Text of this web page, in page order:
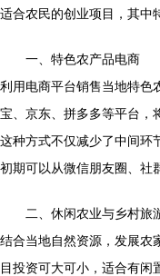
适合农民的创业项目，其中
一、特色农产品电商
利用电商平台销售当地特色
宝、京东、拼多多等平台，
这种方式不仅减少了中间环
初期可以从微信朋友圈、社
二、休闲农业与乡村旅
结合当地自然资源，发展农
目投资可大可小，适合有闲